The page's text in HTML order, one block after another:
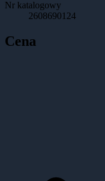
Nr katalogowy
2608690124
Cena